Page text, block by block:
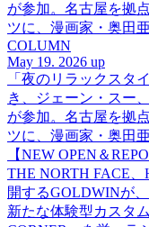
が参加。名古屋を拠
ツに、漫画家・奥田
COLUMN
May 19. 2026 up
「夜のリラックスタ
き、ジェーン・スー
が参加。名古屋を拠
ツに、漫画家・奥田
【NEW OPEN＆
THE NORTH FACE
開するGOLDWINが、
新たな体験型カスタ